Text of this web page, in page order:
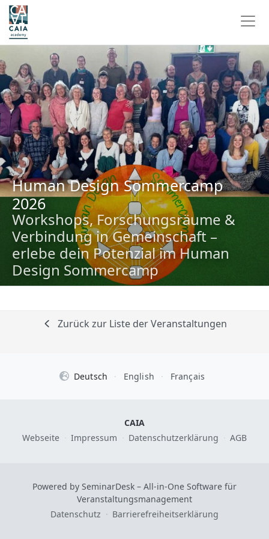
Human Design Sommercamp
2026
Workshops, Forschungsräume &
Verbindung in Gemeinschaft –
erlebe dein Potenzial im Human
Design Sommercamp
Zurück zur Liste der Veranstaltungen
Deutsch · English · Français
CAIA
Webseite
Impressum Datenschutzerklärung AGB
Powered by SeminarDesk – All-in-One Software für
Veranstaltungsmanagement
Datenschutz · Barrierefreiheitserklärung